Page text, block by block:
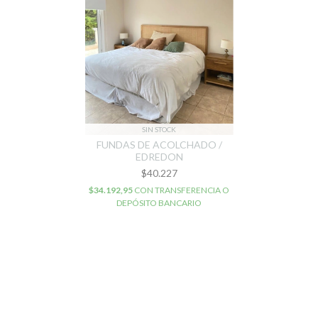
SIN STOCK
FUNDAS DE ACOLCHADO /
EDREDON
$40.227
$34.192,95 CON TRANSFERENCIA O
DEPÓSITO BANCARIO